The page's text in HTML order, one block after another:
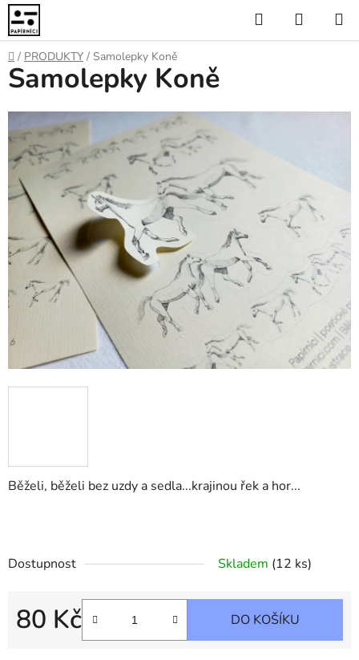
Přejít
na
obsah
Hledat
KOŠÍK
Domů
/ PRODUKTY / Samolepky Koně
Běželi, běželi bez uzdy a sedla...krajinou řek a hor...
Dostupnost Skladem (12 ks)
80 Kč
Měrná cena:
DO KOŠÍKU
Samolepky Koně